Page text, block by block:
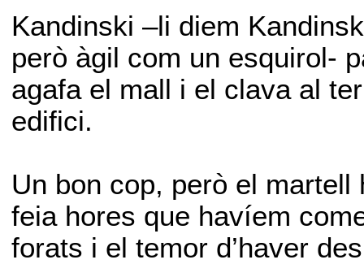
Kandinski –li diem
però àgil com un esquirol-
agafa el mall i el clava al
edifici.
Un bon cop, però el
feia hores que havíem
forats i el temor d’haver